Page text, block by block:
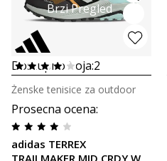
Brzi Pregled
Dostupno boja:2
Prosecna ocena:
adidas TERREX
TRAILMAKER MID CRDY W
Ženske tenisice za outdoor